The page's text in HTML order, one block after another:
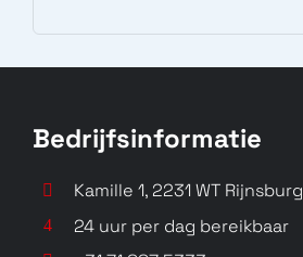
17 Pro Max
Bedrijfsinformatie
Kamille 1, 2231 WT Rijnsburg
24 uur per dag bereikbaar